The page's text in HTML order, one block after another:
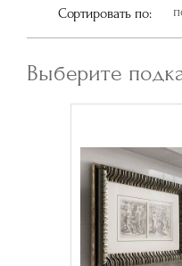
Сортировать по:
Выберите